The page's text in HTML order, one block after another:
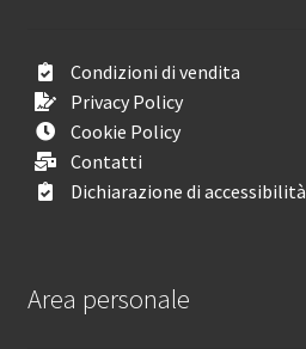
Condizioni di vendita
Privacy Policy
Cookie Policy
Contatti
Dichiarazione di accessibilità
Area personale